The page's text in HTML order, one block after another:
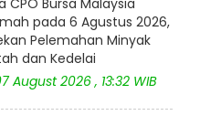
CPO Bursa Malaysia
pada 6 Agustus 2026,
Pelemahan Minyak
dan Kedelai
August 2026 , 13:32 WIB